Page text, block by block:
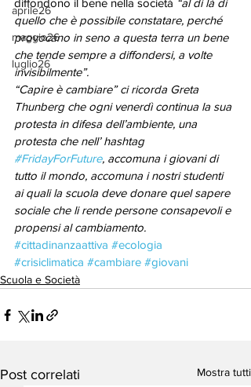
aprile26
maggio26
luglio26
diffondono il bene nella società “al di là di
quello che è possibile constatare, perché
provocano in seno a questa terra un bene
che tende sempre a diffondersi, a volte
invisibilmente”.
“Capire è cambiare” ci ricorda Greta
Thunberg che ogni venerdì continua la sua
protesta in difesa dell’ambiente, una
protesta che nell’ hashtag
#FridayForFuture, accomuna i giovani di
tutto il mondo, accomuna i nostri studenti
ai quali la scuola deve donare quel sapere
sociale che li rende persone consapevoli e
propensi al cambiamento.
#cittadinanzaattiva #ecologia
#crisiclimatica #cambiare #giovani
Scuola e Società
Post correlati Mostra tutti